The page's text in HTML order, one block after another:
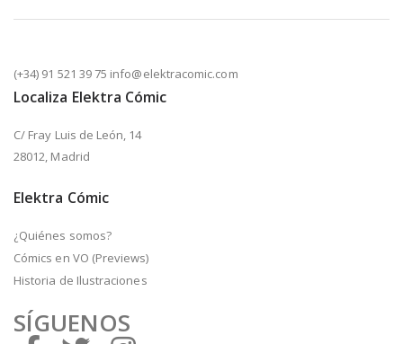
(+34) 91 521 39 75 info@elektracomic.com
Localiza Elektra Cómic
C/ Fray Luis de León, 14
28012, Madrid
Elektra Cómic
¿Quiénes somos?
Cómics en VO (Previews)
Historia de Ilustraciones
SÍGUENOS